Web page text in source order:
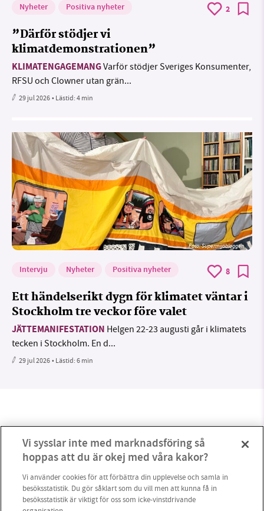
Nyheter Positiva nyheter 2
”Därför stödjer vi
klimatdemonstrationen”
KLIMATENGAGEMANGVarför stödjer Sveriges Konsumenter,
RFSU och Clowner utan grän...
29 jul 2026• Lästid:4 min
Foto: Supermijöbloggen
Intervju Nyheter Positiva nyheter 8
Ett händelserikt dygn för klimatet väntar i
Stockholm tre veckor före valet
JÄTTEMANIFESTATION Helgen 22-23 augusti går i klimatets
tecken i Stockholm. En d...
29 jul 2026• Lästid:6 min
Vi sysslar inte med marknadsföring så
hoppas att du är okej med våra kakor?
Vi använder cookies för att förbättra din upplevelse och samla in
besöksstatistik. Du gör såklart som du vill men att kunna få in
besöksstatistik är viktigt för oss som icke-vinstdrivande